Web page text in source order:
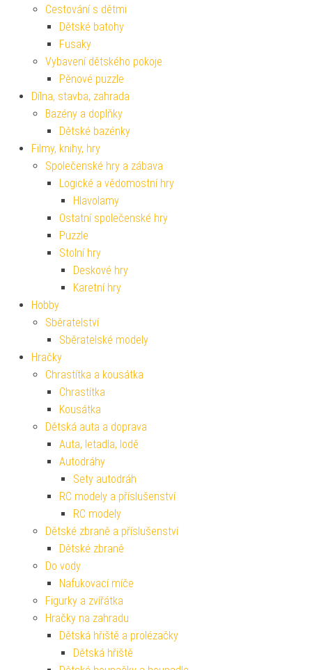
Cestování s dětmi
Dětské batohy
Fusaky
Vybavení dětského pokoje
Pěnové puzzle
Dílna, stavba, zahrada
Bazény a doplňky
Dětské bazénky
Filmy, knihy, hry
Společenské hry a zábava
Logické a vědomostní hry
Hlavolamy
Ostatní společenské hry
Puzzle
Stolní hry
Deskové hry
Karetní hry
Hobby
Sběratelství
Sběratelské modely
Hračky
Chrastítka a kousátka
Chrastítka
Kousátka
Dětská auta a doprava
Auta, letadla, lodě
Autodráhy
Sety autodráh
RC modely a příslušenství
RC modely
Dětské zbraně a příslušenství
Dětské zbraně
Do vody
Nafukovací míče
Figurky a zvířátka
Hračky na zahradu
Dětská hřiště a prolézačky
Dětská hřiště